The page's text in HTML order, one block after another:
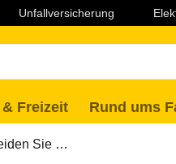
Unfallversicherung
& Freizeit Rund ums
Sie …